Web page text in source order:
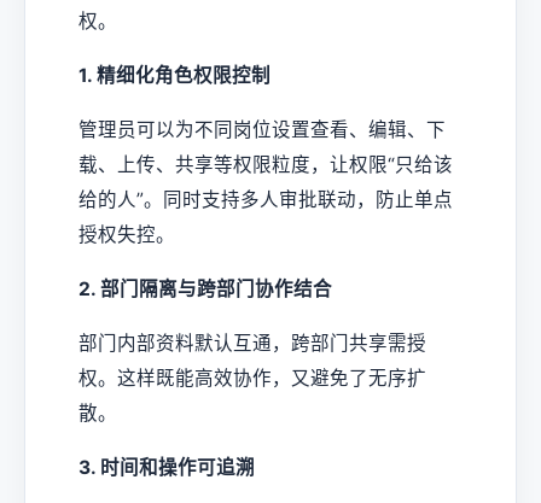
权。
1. 精细化角色权限控制
管理员可以为不同岗位设置查看、编辑、下
载、上传、共享等权限粒度，让权限“只给该
给的人”。同时支持多人审批联动，防止单点
授权失控。
2. 部门隔离与跨部门协作结合
部门内部资料默认互通，跨部门共享需授
权。这样既能高效协作，又避免了无序扩
散。
3. 时间和操作可追溯